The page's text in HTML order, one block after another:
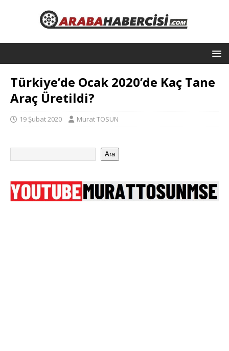
Türkiye’de Ocak 2020’de Kaç Tane
Araç Üretildi?
19 Şubat 2020 Murat TOSUN
Ara